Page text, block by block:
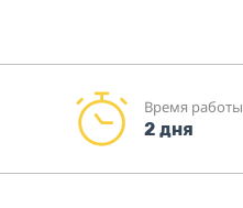
Время работы
2 дня